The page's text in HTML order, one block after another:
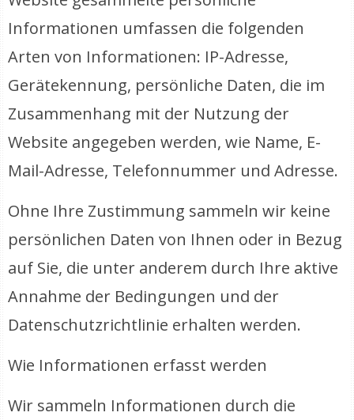
Informationen umfassen die folgenden
Arten von Informationen: IP-Adresse,
Gerätekennung, persönliche Daten, die im
Zusammenhang mit der Nutzung der
Website angegeben werden, wie Name, E-
Mail-Adresse, Telefonnummer und Adresse.
Ohne Ihre Zustimmung sammeln wir keine
persönlichen Daten von Ihnen oder in Bezug
auf Sie, die unter anderem durch Ihre aktive
Annahme der Bedingungen und der
Datenschutzrichtlinie erhalten werden.
Wie Informationen erfasst werden
Wir sammeln Informationen durch die